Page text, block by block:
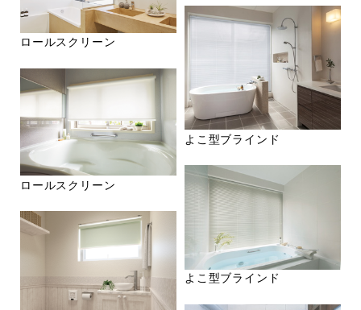
ロールスクリーン
ロールスクリーン
よこ型ブラインド
よこ型ブラインド